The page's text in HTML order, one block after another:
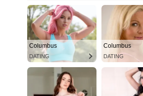
Columbus
DATING
Columbus
DATING